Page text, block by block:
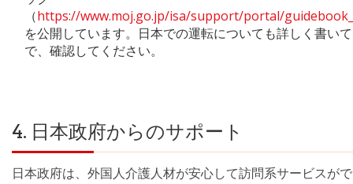
（https://www.moj.go.jp/isa/support/portal/
を公開しています。日本での運転についても詳しく書い
で、確認してください。
4. 日本政府からのサポート
日本政府は、外国人介護人材が安心して訪問系サービスが